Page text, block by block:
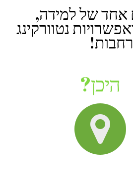
אחד של למידה,
נטוורקינג
רחבות!
היכן?